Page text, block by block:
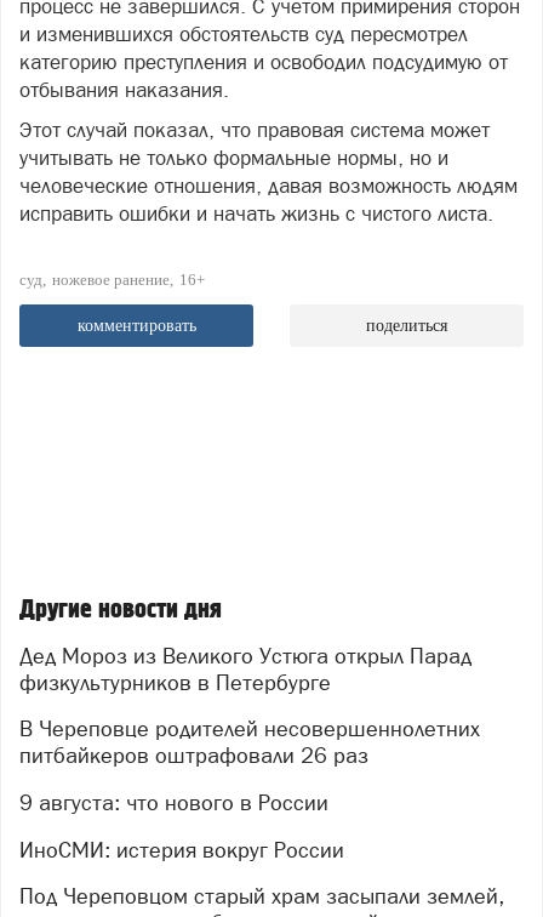
процесс не завершился. С учетом примирения сторон
и изменившихся обстоятельств суд пересмотрел
категорию преступления и освободил подсудимую от
отбывания наказания.
Этот случай показал, что правовая система может
учитывать не только формальные нормы, но и
человеческие отношения, давая возможность людям
исправить ошибки и начать жизнь с чистого листа.
суд ножевое ранение 16+
комментировать поделиться
Другие новости дня
Дед Мороз из Великого Устюга открыл Парад
физкультурников в Петербурге
В Череповце родителей несовершеннолетних
питбайкеров оштрафовали 26 раз
9 августа: что нового в России
ИноСМИ: истерия вокруг России
Под Череповцом старый храм засыпали землей,